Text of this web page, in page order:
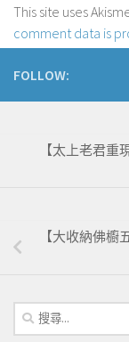
This site uses
comment data is
FOLLOW:
【太上老君
【大收納佛
搜
尋